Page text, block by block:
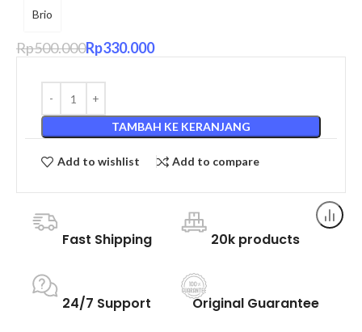
Brio
Rp500.000Rp330.000
TAMBAH KE KERANJANG
Add to wishlist Add to compare
Fast Shipping 20k products
24/7 Support Original Guarantee